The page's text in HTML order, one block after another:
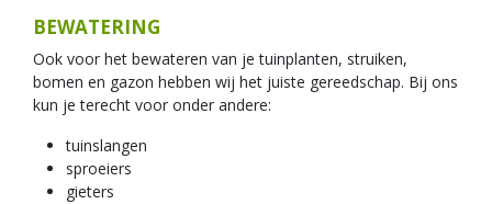
BEWATERING
Ook voor het bewateren van je tuinplanten, struiken,
bomen en gazon hebben wij het juiste gereedschap. Bij ons
kun je terecht voor onder andere:
tuinslangen
sproeiers
gieters